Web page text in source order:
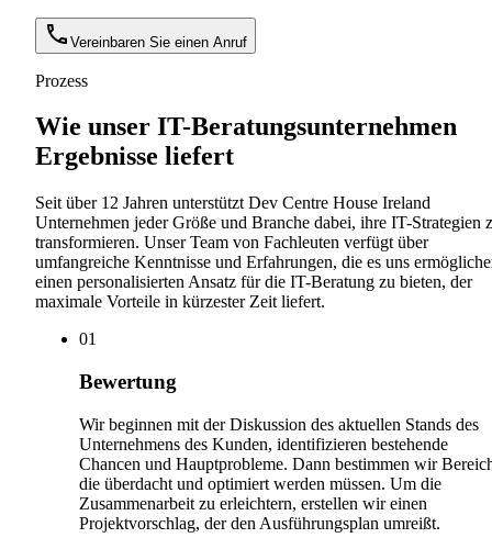
Vereinbaren Sie einen Anruf
Prozess
Wie unser IT-Beratungsunternehmen
Ergebnisse liefert
Seit über 12 Jahren unterstützt Dev Centre House Ireland
Unternehmen jeder Größe und Branche dabei, ihre IT-Strategien
transformieren. Unser Team von Fachleuten verfügt über
umfangreiche Kenntnisse und Erfahrungen, die es uns
einen personalisierten Ansatz für die IT-Beratung zu bieten, der
maximale Vorteile in kürzester Zeit liefert.
01
Bewertung
Wir beginnen mit der Diskussion des aktuellen Stands des
Unternehmens des Kunden, identifizieren bestehende
Chancen und Hauptprobleme. Dann bestimmen wir
die überdacht und optimiert werden müssen. Um die
Zusammenarbeit zu erleichtern, erstellen wir einen
Projektvorschlag, der den Ausführungsplan umreißt.